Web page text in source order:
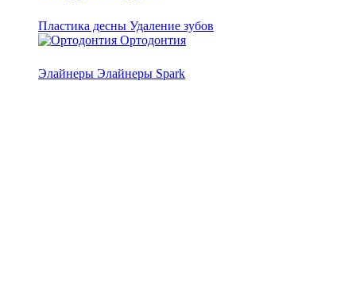
Пластика десны Удаление зубов
Ортодонтия
Элайнеры Элайнеры Spark